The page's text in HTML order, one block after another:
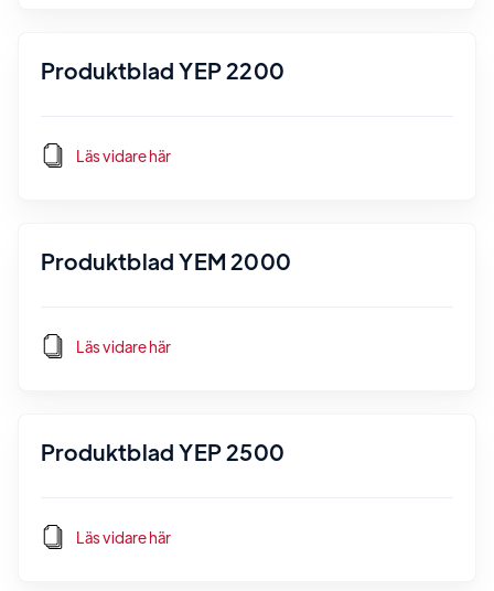
Produktblad YEP 2200
Läs vidare här
Produktblad YEM 2000
Läs vidare här
Produktblad YEP 2500
Läs vidare här